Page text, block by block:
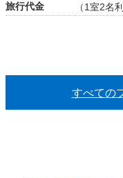
旅行代金 （1室2名
すべての